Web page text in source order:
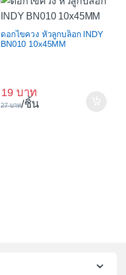
ดอกไขควง หัวลูกบล็อก INDY
BN010 10x45MM
19
27 /ชิ้น